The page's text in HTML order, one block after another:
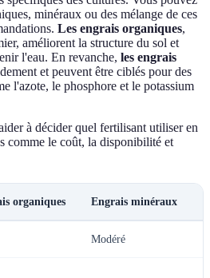
minéraux ou des mélange de ces
Les engrais organiques,
améliorent la structure du sol et
l'eau. En revanche, les engrais
et peuvent être ciblés pour des
l'azote, le phosphore et le potassium
à décider quel fertilisant utiliser en
comme le coût, la disponibilité et
organiques Engrais minéraux
Modéré